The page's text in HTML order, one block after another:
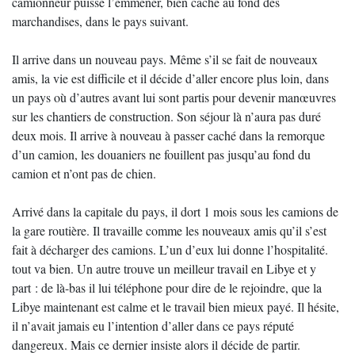
marchandises, dans le pays suivant.
Il arrive dans un nouveau pays. Même s’il se fait de nouveaux
amis, la vie est difficile et il décide d’aller encore plus loin, dans
un pays où d’autres avant lui sont partis pour devenir manœuvres
sur les chantiers de construction. Son séjour là n’aura pas duré
deux mois. Il arrive à nouveau à passer caché dans la remorque
d’un camion, les douaniers ne fouillent pas jusqu’au fond du
camion et n’ont pas de chien.
Arrivé dans la capitale du pays, il dort 1 mois sous les camions de
la gare routière. Il travaille comme les nouveaux amis qu’il s’est
fait à décharger des camions. L’un d’eux lui donne l’hospitalité.
tout va bien. Un autre trouve un meilleur travail en Libye et y
part : de là-bas il lui téléphone pour dire de le rejoindre, que la
Libye maintenant est calme et le travail bien mieux payé. Il hésite,
il n’avait jamais eu l’intention d’aller dans ce pays réputé
dangereux. Mais ce dernier insiste alors il décide de partir.